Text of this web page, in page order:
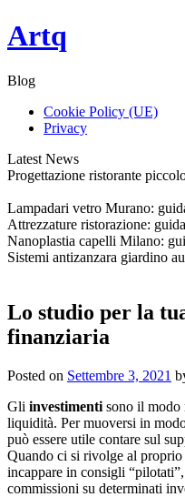
Skip
to
Artq
Blog
Cookie Policy (UE)
Privacy
Latest News
Progettazione ristorante
Lampadari vetro Murano:
Attrezzature ristorazione:
Nanoplastia capelli Milano:
Sistemi antizanzara giardino
Lo studio per la
finanziaria
Posted on Settembre 3, 2021
Gli investimenti sono il modo
liquidità. Per muoversi in
può essere utile contare sul
Quando ci si rivolge al
incappare in consigli
commissioni su determinati